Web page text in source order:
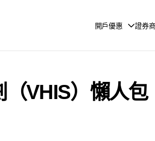
開戶優惠 證券
VHIS）懶人